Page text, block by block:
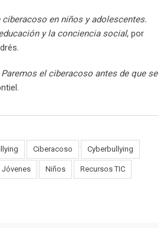
ciberacoso en niños y adolescentes.
y la conciencia social, por
Paremos el ciberacoso antes de que se
Ciberacoso Cyberbullying
Jóvenes Niños Recursos TIC